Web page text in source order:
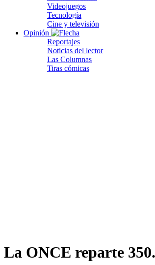
Videojuegos
Tecnología
Cine y televisión
Opinión
Reportajes
Noticias del lector
Las Columnas
Tiras cómicas
La ONCE reparte